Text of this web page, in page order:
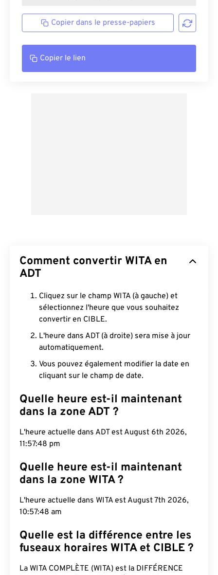
Copier dans le presse-papiers
Copier le lien
Comment convertir WITA en
ADT
Cliquez sur le champ WITA (à gauche) et
sélectionnez l'heure que vous souhaitez
convertir en CIBLE.
L'heure dans ADT (à droite) sera mise à jour
automatiquement.
Vous pouvez également modifier la date en
cliquant sur le champ de date.
Quelle heure est-il maintenant
dans la zone ADT ?
L'heure actuelle dans ADT est August 6th 2026,
11:57:49 pm
Quelle heure est-il maintenant
dans la zone WITA ?
L'heure actuelle dans WITA est August 7th 2026,
10:57:49 am
Quelle est la différence entre les
fuseaux horaires WITA et CIBLE ?
La WITA COMPLÈTE (WITA) est la DIFFÉRENCE